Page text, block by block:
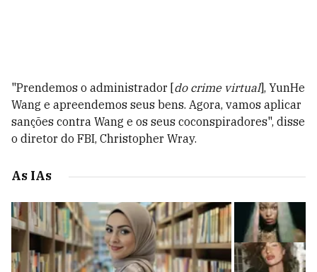
"Prendemos o administrador [do crime virtual], YunHe
Wang e apreendemos seus bens. Agora, vamos aplicar
sanções contra Wang e os seus coconspiradores", disse
o diretor do FBI, Christopher Wray.
As IAs